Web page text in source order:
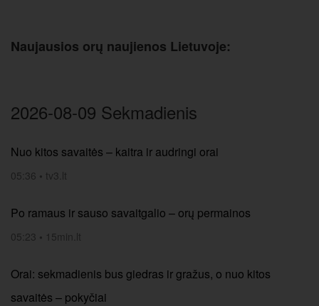
Naujausios orų naujienos Lietuvoje:
2026-08-09 Sekmadienis
Nuo kitos savaitės – kaitra ir audringi orai
05:36 • tv3.lt
Po ramaus ir sauso savaitgalio – orų permainos
05:23 • 15min.lt
Orai: sekmadienis bus giedras ir gražus, o nuo kitos
savaitės – pokyčiai